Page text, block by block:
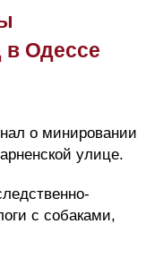
в Одессе
о минировании
улице.
с собаками,